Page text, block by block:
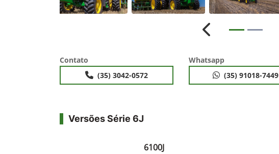
Anterior
Contato
(35) 3042-0572
Whatsapp
(35) 91018-7449
Versões Série 6J
6100J